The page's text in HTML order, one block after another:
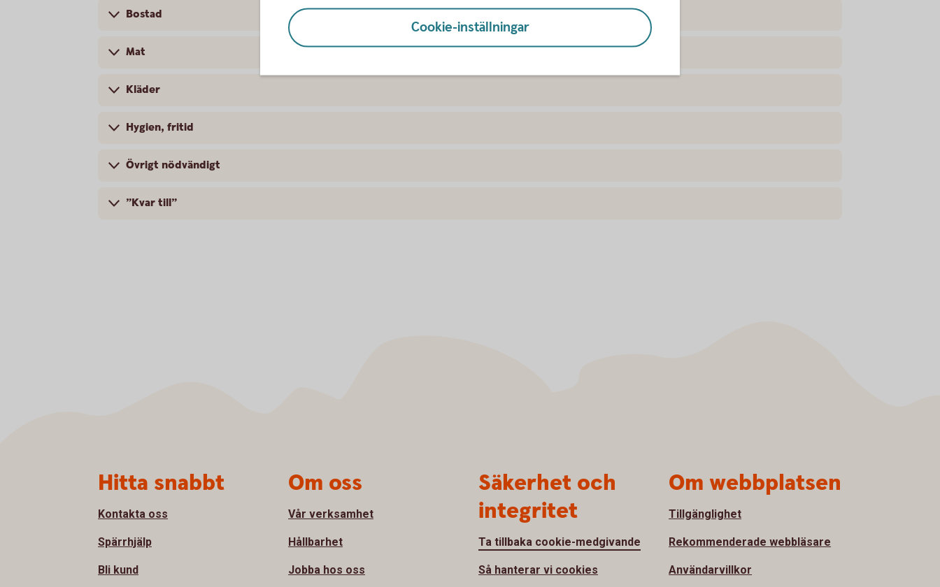
Bostad
Mat
Kläder
Hygien, fritid
Övrigt nödvändigt
”Kvar till”
Cookie-inställningar
Hitta snabbt
Kontakta oss
Spärrhjälp
Bli kund
Om oss
Vår verksamhet
Hållbarhet
Jobba hos oss
Säkerhet och
integritet
Ta tillbaka cookie-medgivande
Så hanterar vi cookies
Om webbplatsen
Tillgänglighet
Rekommenderade webbläsare
Användarvillkor